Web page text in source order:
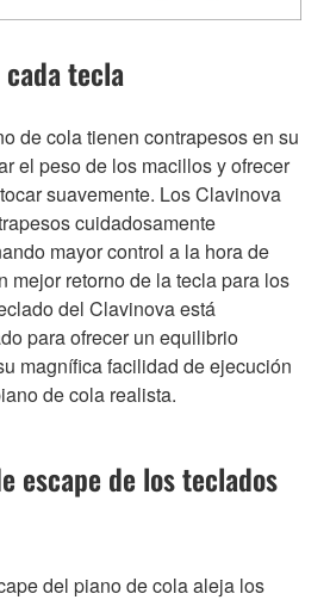
tecla
de cola tienen contrapesos en su
el peso de los macillos y ofrecer
suavemente. Los Clavinova
cuidadosamente
mayor control a la hora de
mejor retorno de la tecla para los
del Clavinova está
para ofrecer un equilibrio
magnífica facilidad de ejecución
de cola realista.
escape de los teclados
del piano de cola aleja los